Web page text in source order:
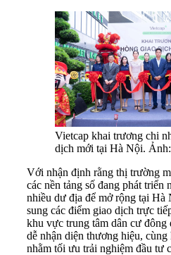
Vietcap khai trương chi
dịch mới tại Hà Nội.
Với nhận định rằng thị trường
các nền tảng số đang phát triển
nhiều dư địa để mở rộng tại Hà
sung các điểm giao dịch trực
khu vực trung tâm dân cư đông
dễ nhận diện thương hiệu,
nhằm tối ưu trải nghiệm đầu tư